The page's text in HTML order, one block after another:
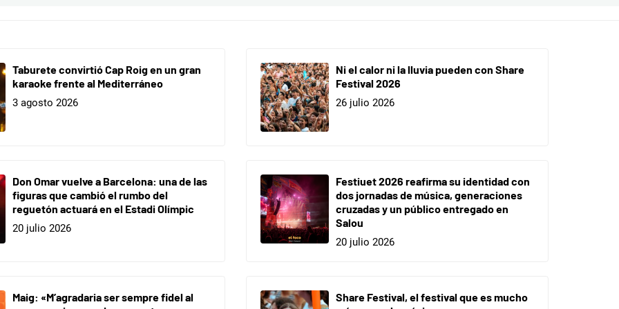
Taburete convirtió Cap Roig en un gran
karaoke frente al Mediterráneo
3 agosto 2026
Ni el calor ni la lluvia pueden con Share
Festival 2026
26 julio 2026
Don Omar vuelve a Barcelona: una de las
figuras que cambió el rumbo del
reguetón actuará en el Estadi Olímpic
20 julio 2026
Festiuet 2026 reafirma su identidad con
dos jornadas de música, generaciones
cruzadas y un público entregado en
Salou
20 julio 2026
Maig: «M’agradaria ser sempre fidel al
Share Festival, el festival que es mucho